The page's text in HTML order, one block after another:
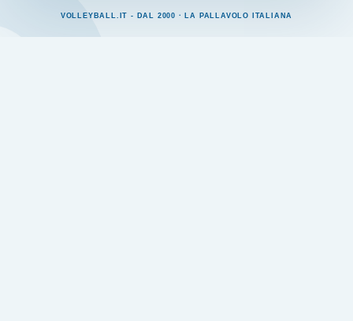
VOLLEYBALL.IT - DAL 2000 · LA PALLAVOLO ITALIANA